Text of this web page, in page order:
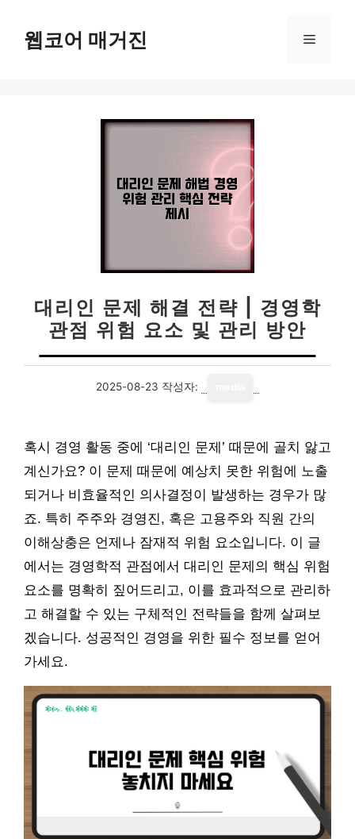
웹코어 매거진 메
대리인 문제 해결 전략 | 경영학
관점 위험 요소 및 관리 방안
2025-08-23 작성자:
혹시 경영 활동 중에 ‘대리인 문제’ 때문에 골치 앓고
계신가요? 이 문제 때문에 예상치 못한 위험에 노출
되거나 비효율적인 의사결정이 발생하는 경우가 많
죠. 특히 주주와 경영진, 혹은 고용주와 직원 간의
이해상충은 언제나 잠재적 위험 요소입니다. 이 글
에서는 경영학적 관점에서 대리인 문제의 핵심 위험
요소를 명확히 짚어드리고, 이를 효과적으로 관리하
고 해결할 수 있는 구체적인 전략들을 함께 살펴보
겠습니다. 성공적인 경영을 위한 필수 정보를 얻어
가세요.